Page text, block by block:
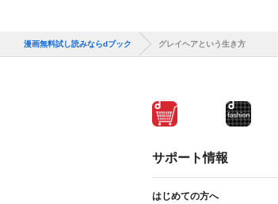
漫画無料試し読みならdブック グレイヘアという生き方
サポート情報
はじめての方へ